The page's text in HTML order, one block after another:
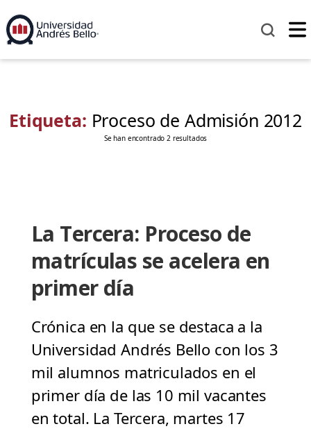
Etiqueta: Proceso de Admisión 2012
Se han encontrado 2 resultados
La Tercera: Proceso de
matrículas se acelera en
primer día
Crónica en la que se destaca a la
Universidad Andrés Bello con los 3
mil alumnos matriculados en el
primer día de las 10 mil vacantes
en total. La Tercera, martes 17